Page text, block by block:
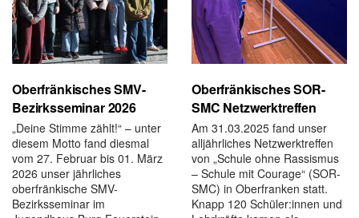
Oberfränkisches SMV-
Bezirksseminar 2026
„Deine Stimme zählt!“ – unter
diesem Motto fand diesmal
vom 27. Februar bis 01. März
2026 unser jährliches
oberfränkische SMV-
Bezirksseminar im
Oberfränkisches SOR-
SMC Netzwerktreffen
Am 31.03.2025 fand unser
alljährliches Netzwerktreffen
von „Schule ohne Rassismus
– Schule mit Courage“ (SOR-
SMC) in Oberfranken statt.
Knapp 120 Schüler:innen und